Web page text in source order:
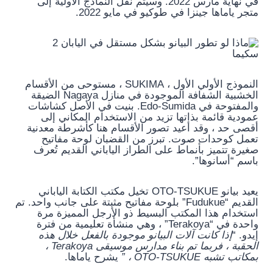
متجر ياماها جينزا في طوكيو في مايو 2022.
سكيما
النموذج الأولي الأول ، SUKIMA ، مستوحى من الأقسام
الخشبية الشفافة الموجودة في منازل Nagaya الضيقة
والمفتوحة في Edo-Sumida. بنيت في الأصل كشاشات
عمودية قائمة بذاتها تزيد من الاستخدام المكاني إلى
أقصى حد ، وقد أعيد تصور الأقسام هنا كأشرطة معدنية
تعمل كوحدات صوت. تبرز من القضبان لوحة مفاتيح
صغيرة تتميز بأنماط على الطراز الياباني القديم تُعرف
باسم “أسانوها”.
يعيد بيانو OTO-TSUKUE تخيل مكتب الكتابة الياباني
القديم “Fudukue” بلوحة مفاتيح مثبتة على جانب واحد. تم
استخدام هذا المكتب البسيط ذو الأرجل المميزة مرة
واحدة في “Terakoya” ، وهي منشأة تعليمية من فترة
إيدو. “إذا كانت آلات البيانو موجودة بالفعل خلال هذه
الحقبة ، فربما تم بناء مدارس موسيقى Terakoya ،
بمكاتب تشبه OTO-TSUKUE ، ”
يشرح ياماها.